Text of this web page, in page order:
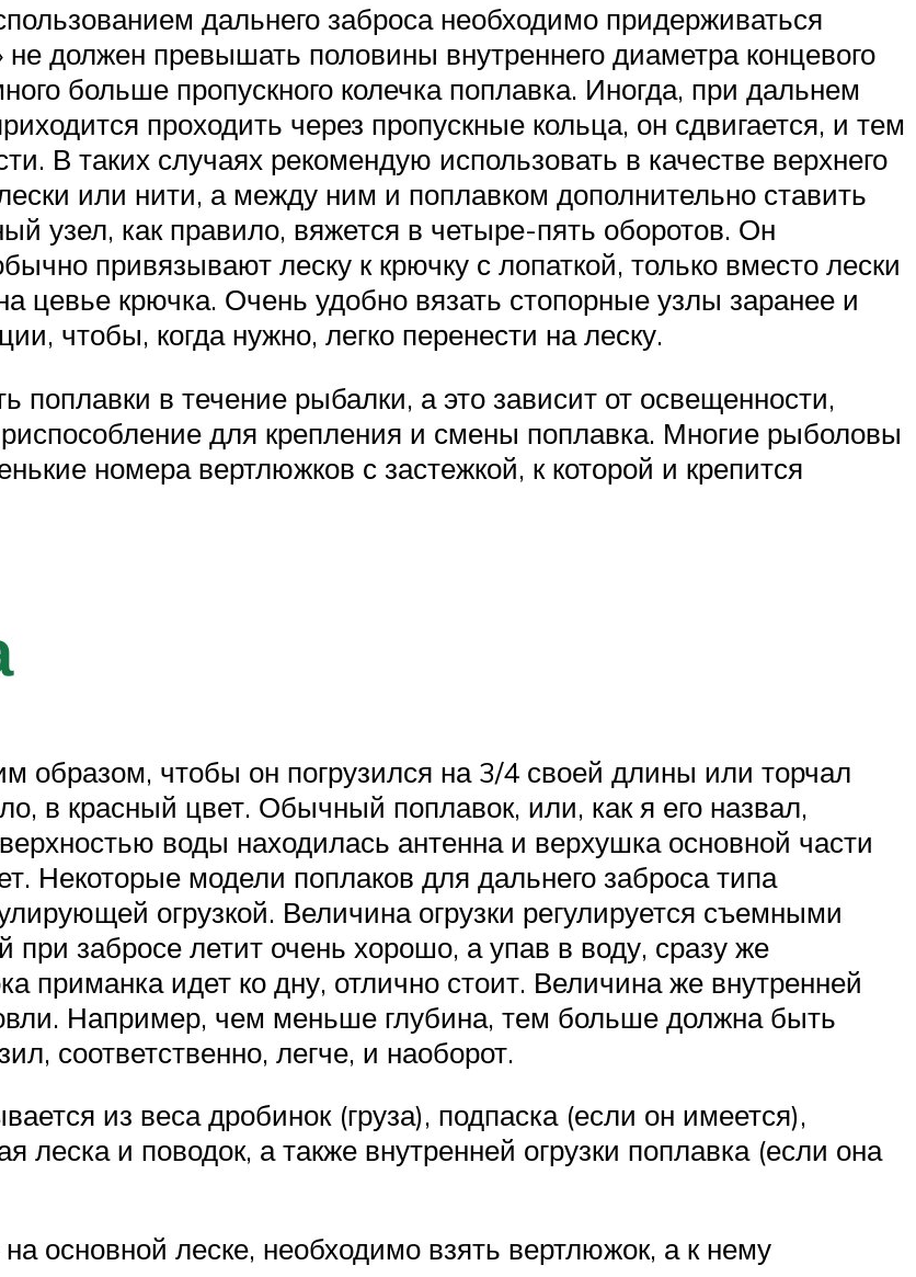
дальнего заброса необходимо придерживаться
должен превышать половины внутреннего диаметра концевого
больше пропускного колечка поплавка. Иногда, при дальнем
проходить через пропускные кольца, он сдвигается, и тем
В таких случаях рекомендую использовать в качестве верхнего
или нити, а между ним и поплавком дополнительно ставить
узел, как правило, вяжется в четыре-пять оборотов. Он
привязывают леску к крючку с лопаткой, только вместо лески
цевье крючка. Очень удобно вязать стопорные узлы заранее и
чтобы, когда нужно, легко перенести на леску.
поплавки в течение рыбалки, а это зависит от освещенности,
для крепления и смены поплавка. Многие рыболовы
номера вертлюжков с застежкой, к которой и крепится
образом, чтобы он погрузился на 3/4 своей длины или торчал
в красный цвет. Обычный поплавок, или, как я его назвал,
воды находилась антенна и верхушка основной части
Некоторые модели поплаков для дальнего заброса типа
огрузкой. Величина огрузки регулируется съемными
забросе летит очень хорошо, а упав в воду, сразу же
приманка идет ко дну, отлично стоит. Величина же внутренней
Например, чем меньше глубина, тем больше должна быть
соответственно, легче, и наоборот.
из веса дробинок (груза), подпаска (если он имеется),
леска и поводок, а также внутренней огрузки поплавка (если она
основной леске, необходимо взять вертлюжок, а к нему